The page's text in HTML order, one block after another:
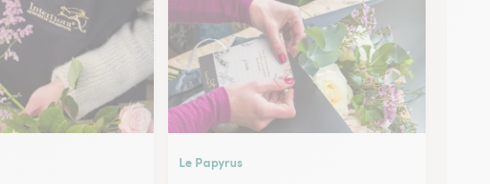
Le Papyrus